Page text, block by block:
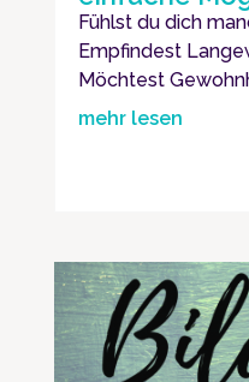
Fühlst du dich
Empfindest
Möchtest
mehr lesen